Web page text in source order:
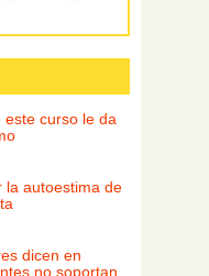
este curso le da
la autoestima de
dicen en
no soportan